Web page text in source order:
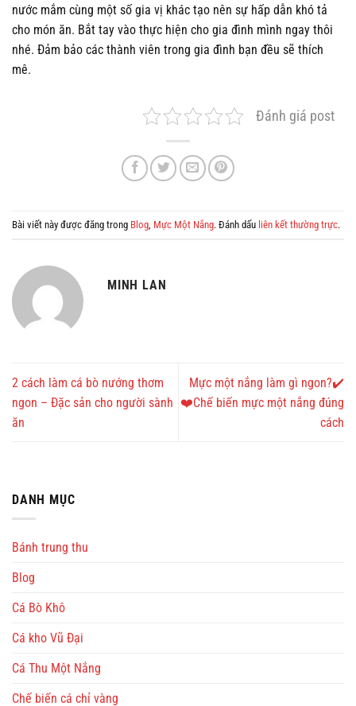
nước mắm cùng một số gia vị khác tạo nên sự hấp dẫn khó tả
cho món ăn. Bắt tay vào thực hiện cho gia đình mình ngay thôi
nhé. Đảm bảo các thành viên trong gia đình bạn đều sẽ thích
mê.
Đánh giá post
Bài viết này được đăng trong Blog Mực Một Nắng. Đánh dấu liên kết thường trực.
MINH LAN
2 cách làm cá bò nướng thơm
ngon – Đặc sản cho người sành
ăn
Mực một nắng làm gì ngon?✔️
❤️Chế biến mực một nắng đúng
cách
DANH MỤC
Bánh trung thu
Blog
Cá Bò Khô
Cá kho Vũ Đại
Cá Thu Một Nắng
Chế biến cá chỉ vàng